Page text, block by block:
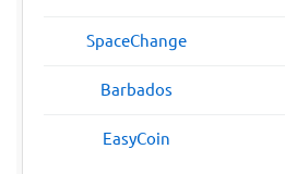
SpaceChange
Barbados
EasyCoin